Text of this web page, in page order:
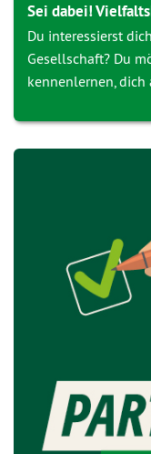
Sei dabei!
Du interessierst
Gesellschaft? Du
kennenlernen, dich